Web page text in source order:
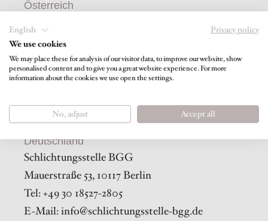
Österreich
Babenbergerstraße 5, 1010 Wien
Tel: +43 1 71100-0
E-Mail:
www.sozialministeriumservice.at
Deutschland
Schlichtungsstelle BGG
Mauerstraße 53, 10117 Berlin
Tel: +49 30 18527-2805
E-Mail:info@schlichtungsstelle-bgg.de
English
Privacy policy
We use cookies
We may place these for analysis of our visitor data, to improve our website, show
personalised content and to give you a great website experience. For more
information about the cookies we use open the settings.
No, adjust Accept all